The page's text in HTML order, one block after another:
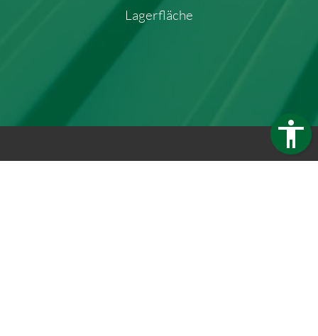
Lagerfläche